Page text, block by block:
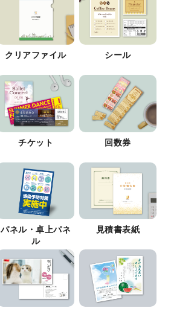
クリアファイル シール
チケット 回数券
パネル・卓上パネ
ル
見積書表紙